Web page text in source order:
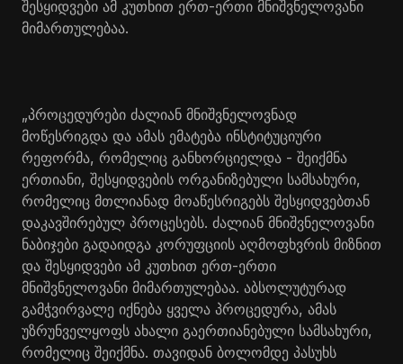
შესყიდვები ამ კუთხით ერთ-ერთი მნიშვნელოვანი
მიმართულებაა.
„პროცედურები ძალიან მნიშვნელოვნად
მოწესრიგდა და ამას ემატება ინსტიტუციური
რეფორმა, რომელიც განხორციელდა - შეიქმნა
ერთიანი, შესყიდვების ორგანიზებული სამსახური,
რომელიც მთლიანად მოაწესრიგებს შესყიდვებთან
დაკავშირებულ პროცესებს. ძალიან მნიშვნელოვანი
ნაბიჯები გადაიდგა კორუფციის აღმოფხვრის მიზნით
და შესყიდვები ამ კუთხით ერთ-ერთი
მნიშვნელოვანი მიმართულებაა. აბსოლუტურად
გამჭვირვალე იქნება ყველა პროცედურა, ამას
უზრუნველყოფს ახალი გაერთიანებული სამსახური,
რომელიც შეიქმნა. თავიდან ბოლომდე პასუხს